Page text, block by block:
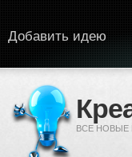
ВСЕ НОВЫЕ
Добавить идею